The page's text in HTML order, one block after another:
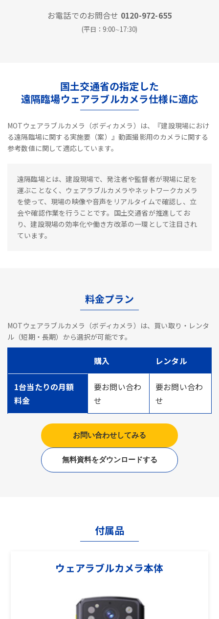
お電話でのお問合せ 0120-972-655
(平日：9:00∼17:30)
国土交通省の指定した
遠隔臨場ウェアラブルカメラ仕様に適応
MOTウェアラブルカメラ（ボディカメラ）は、『建設現場におけ
る遠隔臨場に関する実施要（案）』動画撮影用のカメラに関する
参考数値に関して適応しています。
遠隔臨場とは、建設現場で、発注者や監督者が現場に足を
運ぶことなく、ウェアラブルカメラやネットワークカメラ
を使って、現場の映像や音声をリアルタイムで確認し、立
会や確認作業を行うことです。国土交通省が推進してお
り、建設現場の効率化や働き方改革の一環として注目され
ています。
料金プラン
MOTウェアラブルカメラ（ボディカメラ）は、買い取り・レンタ
ル（短期・長期）から選択が可能です。
購入 レンタル
1台当たりの月額
料金
要お問い合わ
せ
要お問い合わ
せ
お問い合わせしてみる
無料資料をダウンロードする
付属品
ウェアラブルカメラ本体